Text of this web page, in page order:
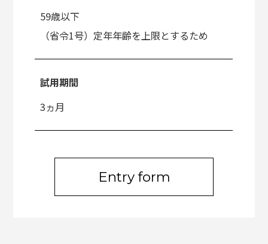
59歳以下
（省令1号）定年年齢を上限とするため
試用期間
3ヵ月
Entry form